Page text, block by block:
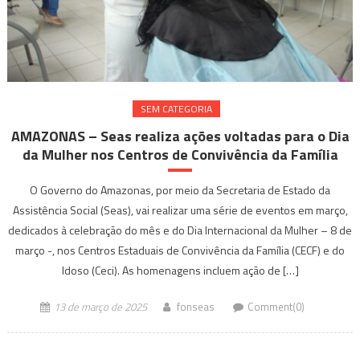
SEM CATEGORIA
AMAZONAS – Seas realiza ações voltadas para o Dia
da Mulher nos Centros de Convivência da Família
O Governo do Amazonas, por meio da Secretaria de Estado da
Assistência Social (Seas), vai realizar uma série de eventos em março,
dedicados à celebração do mês e do Dia Internacional da Mulher – 8 de
março -, nos Centros Estaduais de Convivência da Família (CECF) e do
Idoso (Ceci). As homenagens incluem ação de […]
13 de março de 2025 fonseas Comment(0)